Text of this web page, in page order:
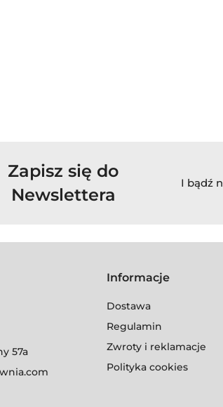
Zapisz się do
Newslettera
I bądź
57a
Informacje
Dostawa
Regulamin
Zwroty i reklamacje
Polityka cookies